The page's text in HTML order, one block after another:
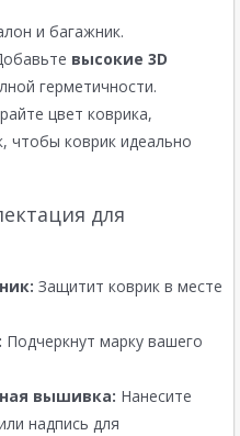
и багажник.
высокие 3D
герметичности.
цвет коврика,
чтобы коврик идеально
для
Защитит коврик в месте
Подчеркнут марку вашего
вышивка: Нанесите
надпись для